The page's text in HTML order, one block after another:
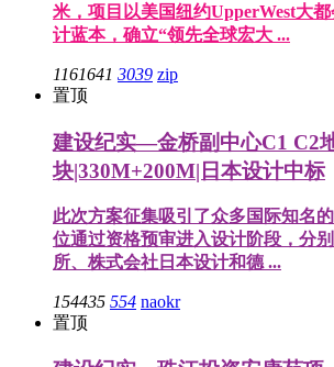
米，项目以美国纽约UpperWest大
计蓝本，确立“领先全球宏大 ...
1161641 3039 zip
置顶
建设纪实—金桥副中心C1 C2
块|330M+200M|日本设计中标
此次方案征集吸引了众多国际知名
位通过资格预审进入设计阶段，分
所、株式会社日本设计和德 ...
154435 554 naokr
置顶